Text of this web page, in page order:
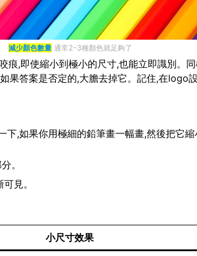
減少顏色數量 通常2-3種顏色就足夠了
,即使縮小到極小的尺寸,也能立即識別。
答案是否定的,大膽去掉它。記住,在logo
,如果你用極細的鉛筆畫一幅畫,然後把它
。
見。
小尺寸效果